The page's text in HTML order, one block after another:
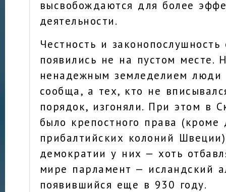
высвобождаются для более
деятельности.
Честность и
появились не на пустом месте.
ненадежным земледелием люди
сообща, а тех, кто не
порядок, изгоняли. При этом в
было крепостного права
прибалтийских колоний
демократии у них — хоть
мире парламент — исландский
появившийся еще в 930 году.